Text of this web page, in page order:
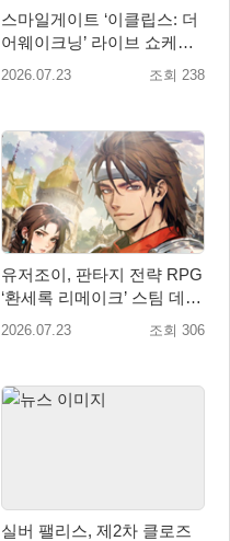
스마일게이트 ‘이클립스: 더
어웨이크닝’ 라이브 쇼케이
스 및 사전등록 실시
2026.07.23 조회 238
유저조이, 판타지 전략 RPG
‘환세록 리메이크’ 스팀 데모
무료 배포
2026.07.23 조회 306
실버 팰리스, 제2차 클로즈